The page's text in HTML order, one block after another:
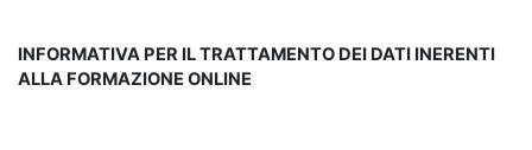
INFORMATIVA PER IL TRATTAMENTO DEI DATI INERENTI
ALLA FORMAZIONE ONLINE